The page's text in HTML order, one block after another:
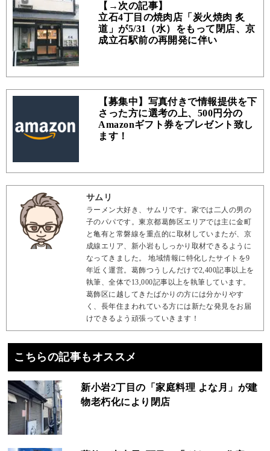
【→次の記事】
立石4丁目の焼肉店「炭火焼肉 炙
道」が5/31（水）をもって閉店、京
成立石駅前の再開発に伴い
【募集中】写真付きで情報提供を下
さった方に選考の上、500円分の
Amazonギフト券をプレゼント致し
ます！
サムリ
ラーメン大好き、サムリです。家では二人の男の
子のパパです。東京都葛飾区エリアでは主に金町
と亀有と常磐線を重点的に取材していまたが、京
成線エリア、新小岩もしっかり取材できるように
なってきました。 地域情報に特化したサイトを9
年近く運営。葛飾つうしんだけで2,400記事以上を
執筆、全体で13,000記事以上を執筆しています。
葛飾区に越してきたばかりの方には分かりやす
く、長年住まわれている方には新たな発見をお届
けできるよう頑張っていきます！
こちらの記事もオススメ
新小岩2丁目の「家庭料理 よな月」が建
物老朽化により閉店